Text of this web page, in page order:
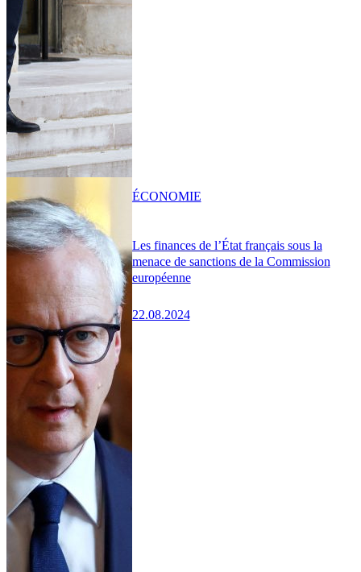
Les finances de l’État français sous la
menace de sanctions de la Commission
européenne
22.08.2024
ÉCONOMIE